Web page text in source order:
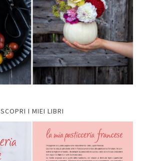
SCOPRI I MIEI LIBRI